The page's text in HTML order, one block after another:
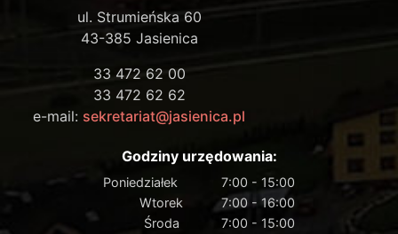
ul. Strumieńska 60
43-385 Jasienica
33 472 62 00
33 472 62 62
e-mail: sekretariat@jasienica.pl
Godziny urzędowania:
Poniedziałek
7:00 - 15:00
Wtorek
7:00 - 16:00
Środa
7:00 - 15:00